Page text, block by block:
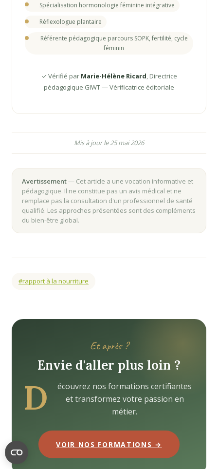
Spécialisation hormonologie féminine intégrative
Réflexologue plantaire
Référente pédagogique parcours SOPK, fertilité, cycle
féminin
✓ Vérifié par Marie-Hélène Ricard , Directrice
pédagogique GIWT — Vérificatrice éditoriale
Mis à jour le 25 mai 2026
Avertissement— Cet article a une vocation informative et
pédagogique. Il ne constitue pas un avis médical et ne
remplace pas la consultation d'un professionnel de santé
qualifié. Les approches présentées sont des compléments
du bien-être global.
#rapport à la nourriture
Et après ?
Envie d'aller plus loin ?
D
écouvrez nos formations certifiantes
et transformez votre passion en
métier.
VOIR NOS FORMATIONS →